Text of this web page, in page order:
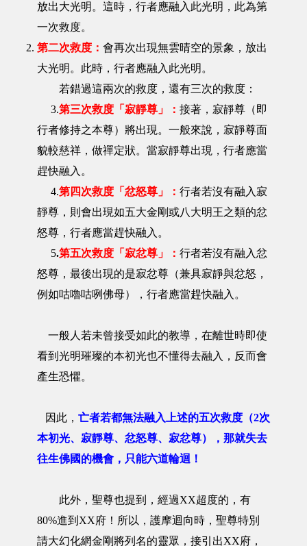
放出大光明。這時，行者應融入此光明，此為第
一次救度。
第二次救度： 會再次出現無雲晴空的景象，放出
大光明。此時，行者應融入此光明。
若錯過這兩次的救度，還有三次的救度：
3.第三次救度「寂靜尊」： 接著，寂靜尊（即
行者修持之本尊）將出現。一般來說，寂靜尊面
貌較慈祥，做禪定狀。當寂靜尊出現，行者應當
趕快融入。
4.第四次救度「忿怒尊」： 行者若沒有融入寂
靜尊，則會出現如五大金剛或八大明王之類的忿
怒尊，行者應當趕快融入。
5.第五次救度「寂忿尊」： 行者若沒有融入忿
怒尊，最後出現的是寂忿尊（兼具寂靜與忿怒，
例如咕嚕咕咧佛母），行者應當趕快融入。
一般人若未曾接受如此的教導，在離世時即使
看到光明璀璨的本初光也不懂得去融入，反而會
產生恐懼。
因此， 亡者若都無法融入上述的五次救度（2次
本初光、寂靜尊、忿怒尊、寂忿尊），那就失去
往生佛國的機會，只能六道輪迴！
此外，聖尊也提到，經過XX超度的，有
80%進到XX府！所以，護摩迴向時，聖尊特別
請大幻化網金剛將列名的靈眾，接引出XX府，